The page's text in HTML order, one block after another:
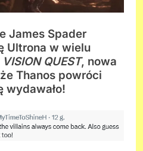
James Spader
Ultrona w wielu
VISION QUEST, nowa
Thanos powróci
wydawało!